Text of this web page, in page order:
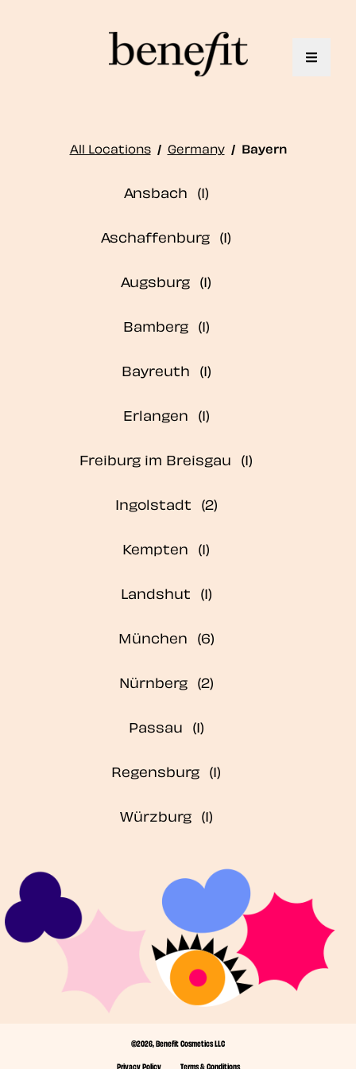
Toggle
All Locations / Germany / Bayern
Ansbach
Aschaffenburg
Augsburg
Bamberg
Bayreuth
Erlangen
Freiburg im Breisgau
Ingolstadt
Kempten
Landshut
München
Nürnberg
Passau
Regensburg
Würzburg
©2026, Benefit Cosmetics LLC
Privacy Policy
Terms & Conditions